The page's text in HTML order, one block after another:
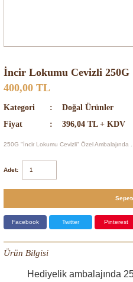
İncir Lokumu Cevizli 250G
400,00 TL
Kategori
Doğal Ürünler
Fiyat
396,04 TL + KDV
250G "İncir Lokumu Cevizli" Özel Ambalajında ...
Adet:
Facebook Twitter Pinterest
Ürün Bilgisi
Hediyelik ambalajında